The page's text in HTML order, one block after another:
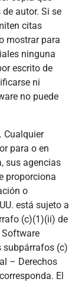
autor. Si se
citas
mostrar para
ninguna
escrito de
ni
no puede
Cualquier
para o en
sus agencias
proporciona
o
está sujeto a
(c)(1)(ii) de
Software
subpárrafos (c)
– Derechos
El